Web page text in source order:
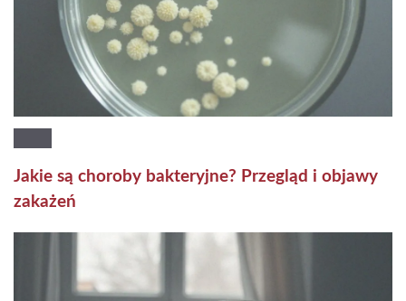
Jakie są choroby bakteryjne? Przegląd i objawy
zakażeń